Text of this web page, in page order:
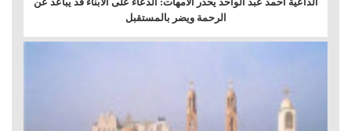
الرحمة ويضر بالمستقبل